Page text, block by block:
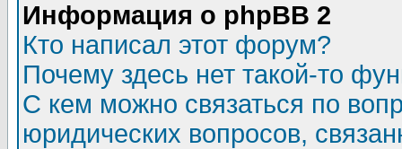
Информация о phpBB 2
Кто написал этот форум?
Почему здесь нет такой-то
С кем можно связаться по
юридических вопросов,